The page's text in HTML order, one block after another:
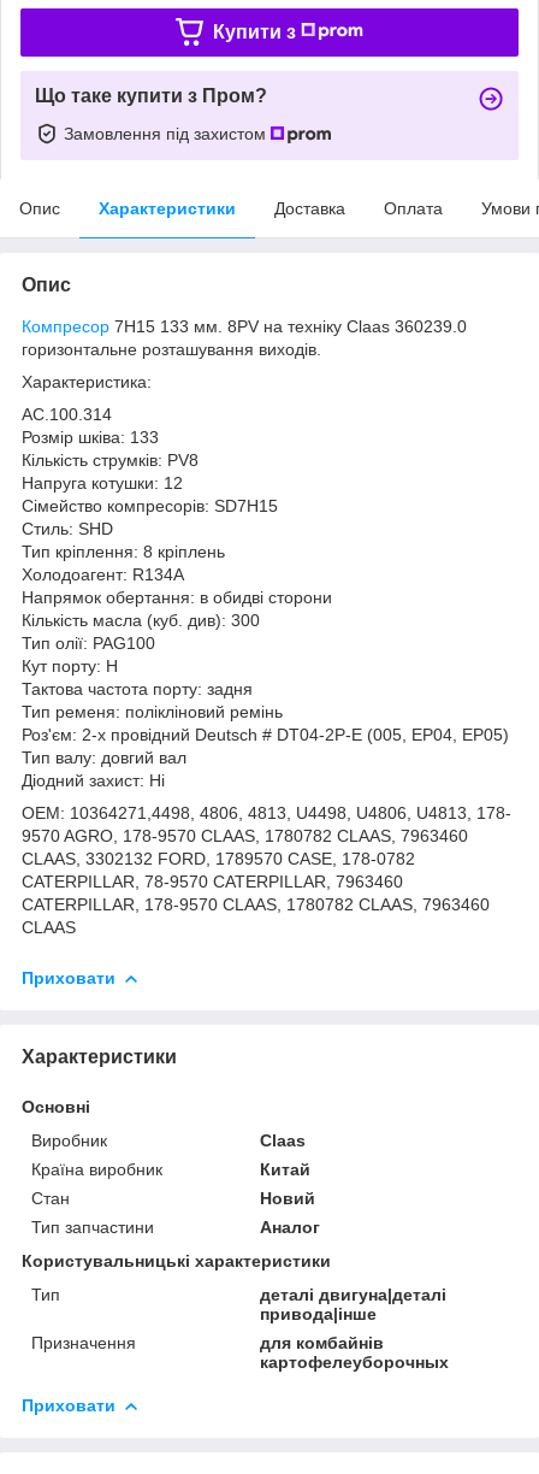
Купити з
Що таке купити з Пром?
Замовлення під захистом
Опис Характеристики Доставка Оплата Умови
Опис
Компресор 7H15 133 мм. 8PV на техніку Claas 360239.0
горизонтальне розташування виходів.
Характеристика:
AC.100.314
Розмір шківа: 133
Кількість струмків: PV8
Напруга котушки: 12
Сімейство компресорів: SD7H15
Стиль: SHD
Тип кріплення: 8 кріплень
Холодоагент: R134A
Напрямок обертання: в обидві сторони
Кількість масла (куб. див): 300
Тип олії: PAG100
Кут порту: H
Тактова частота порту: задня
Тип ременя: полікліновий ремінь
Роз'єм: 2-х провідний Deutsch # DT04-2P-E (005, EP04, EP05)
Тип валу: довгий вал
Діодний захист: Ні
OEM: 10364271,4498, 4806, 4813, U4498, U4806, U4813, 178-
9570 AGRO, 178-9570 CLAAS, 1780782 CLAAS, 7963460
CLAAS, 3302132 FORD, 1789570 CASE, 178-0782
CATERPILLAR, 78-9570 CATERPILLAR, 7963460
CATERPILLAR, 178-9570 CLAAS, 1780782 CLAAS, 7963460
CLAAS
Приховати
Характеристики
Основні
Виробник
Claas
Країна виробник
Китай
Стан
Новий
Тип запчастини
Аналог
Користувальницькі характеристики
Тип
деталі двигуна|деталі
привода|інше
Призначення
для комбайнів
картофелеуборочных
Приховати